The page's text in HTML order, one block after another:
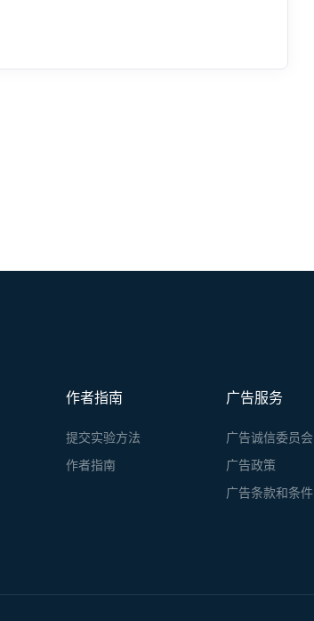
作者指南
提交实验方法
作者指南
广告服务
广告诚信委员会
广告政策
广告条款和条件